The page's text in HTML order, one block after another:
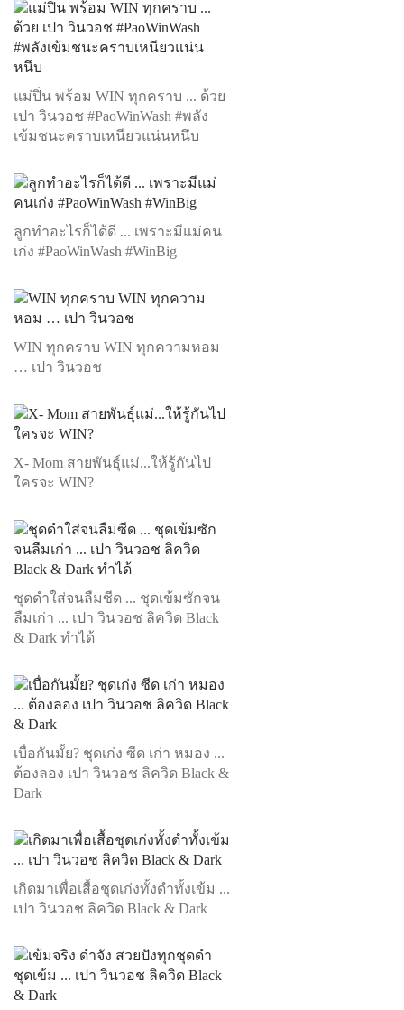
แม่ปิ่น พร้อม WIN ทุกคราบ ... ด้วย
เปา วินวอช #PaoWinWash #พลัง
เข้มชนะคราบเหนียวแน่นหนึบ
ลูกทำอะไรก็ได้ดี ... เพราะมีแม่คน
เก่ง #PaoWinWash #WinBig
WIN ทุกคราบ WIN ทุกความหอม
… เปา วินวอช
X- Mom สายพันธุ์แม่...ให้รู้กันไป
ใครจะ WIN?
ชุดดำใส่จนลืมซีด ... ชุดเข้มซักจน
ลืมเก่า ... เปา วินวอช ลิควิด Black
& Dark ทำได้
เบื่อกันมั้ย? ชุดเก่ง ซีด เก่า หมอง ...
ต้องลอง เปา วินวอช ลิควิด Black &
Dark
เกิดมาเพื่อเสื้อชุดเก่งทั้งดำทั้งเข้ม ...
เปา วินวอช ลิควิด Black & Dark